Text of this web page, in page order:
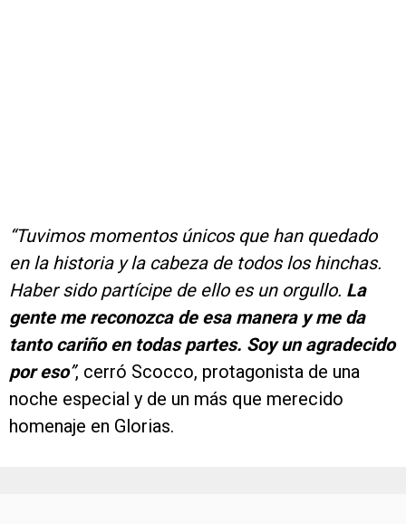
“Tuvimos momentos únicos que han quedado
en la historia y la cabeza de todos los hinchas.
Haber sido partícipe de ello es un orgullo. La
gente me reconozca de esa manera y me da
tanto cariño en todas partes. Soy un agradecido
por eso”, cerró Scocco, protagonista de una
noche especial y de un más que merecido
homenaje en Glorias.